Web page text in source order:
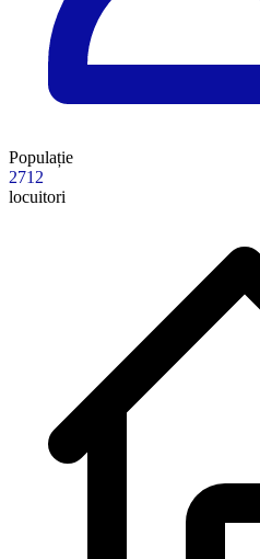
Populație
2712
locuitori